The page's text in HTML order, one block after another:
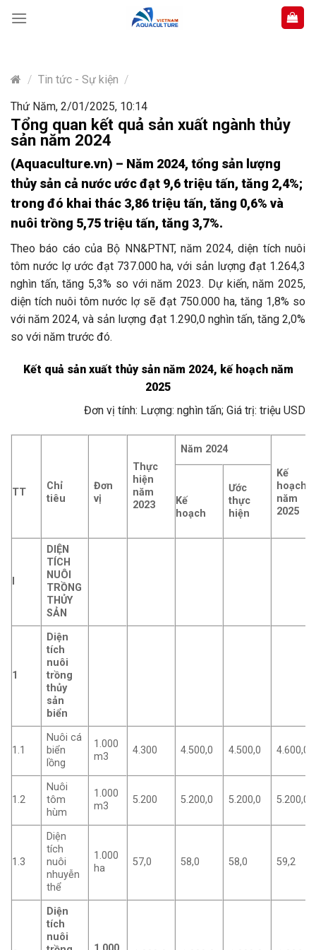
content
/ Tin tức - Sự kiện /
Thứ Năm, 2/01/2025, 10:14
Tổng quan kết quả sản xuất ngành thủy
sản năm 2024
(Aquaculture.vn) – Năm 2024, tổng sản lượng
thủy sản cả nước ước đạt 9,6 triệu tấn, tăng 2,4%;
trong đó khai thác 3,86 triệu tấn, tăng 0,6% và
nuôi trồng 5,75 triệu tấn, tăng 3,7%.
Theo báo cáo của Bộ NN&PTNT, năm 2024, diện tích nuôi
tôm nước lợ ước đạt 737.000 ha, với sản lượng đạt 1.264,3
nghìn tấn, tăng 5,3% so với năm 2023. Dự kiến, năm 2025,
diện tích nuôi tôm nước lợ sẽ đạt 750.000 ha, tăng 1,8% so
với năm 2024, và sản lượng đạt 1.290,0 nghìn tấn, tăng 2,0%
so với năm trước đó.
Kết quả sản xuất thủy sản năm 2024, kế hoạch năm
2025
Đơn vị tính: Lượng: nghìn tấn; Giá trị: triệu USD
TT
Chỉ
tiêu
Đơn
vị
Thực
hiện
năm
2023
Năm 2024
Kế
hoạch
năm
2025
Kế
hoạch
Ước
thực
hiện
DIỆN
TÍCH
NUÔI
TRỒNG
THỦY
SẢN
1
Diện
tích
nuôi
trồng
thủy
sản
biển
1.1
Nuôi cá
biển
lồng
1.000
m3
4.300 4.500,0 4.500,0 4.600,0
1.2
Nuôi
tôm
hùm
1.000
m3
5.200 5.200,0 5.200,0 5.200,0
1.3
Diện
tích
nuôi
nhuyễn
thể
1.000
ha
57,0 58,0 58,0 59,2
Diện
tích
nuôi